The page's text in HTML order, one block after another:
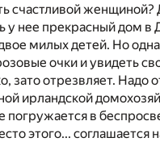
счастливой женщиной?
у нее прекрасный дом в
милых детей. Но
очки и увидеть
зато отрезвляет. Надо
ирландской
погружается в
этого... соглашается